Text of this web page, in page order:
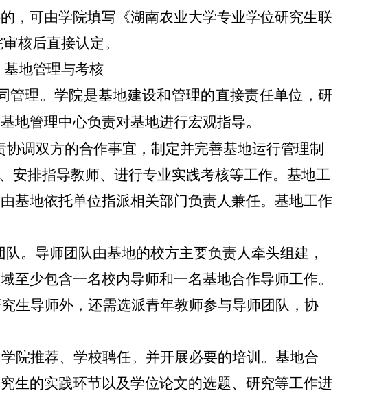
，可由学院填写《湖南农业大学专业学位研究生联
核后直接认定。
基地管理与考核
管理。学院是基地建设和管理的直接责任单位，研
基地管理中心负责对基地进行宏观指导。
调双方的合作事宜，制定并完善基地运行管理制
安排指导教师、进行专业实践考核等工作。基地工
基地依托单位指派相关部门负责人兼任。基地工作
。导师团队由基地的校方主要负责人牵头组建，
至少包含一名校内导师和一名基地合作导师工作。
生导师外，还需选派青年教师参与导师团队，协
院推荐、学校聘任。并开展必要的培训。基地合
生的实践环节以及学位论文的选题、研究等工作进